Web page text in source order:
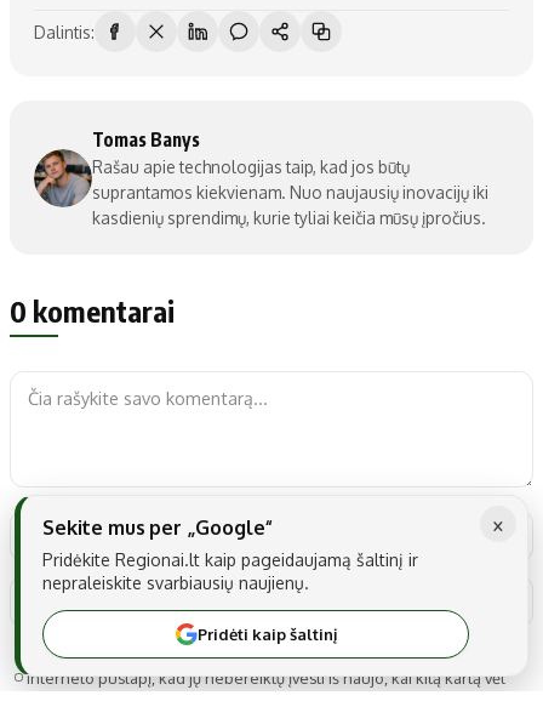
Dalintis:
Tomas Banys
Rašau apie technologijas taip, kad jos būtų
suprantamos kiekvienam. Nuo naujausių inovacijų iki
kasdienių sprendimų, kurie tyliai keičia mūsų įpročius.
0 komentarai
Noriu savo interneto naršyklėje išsaugoti vardą, el. pašto adresą ir
interneto puslapį, kad jų nebereiktų įvesti iš naujo, kai kitą kartą vėl
×
Sekite mus per „Google“
Pridėkite Regionai.lt kaip pageidaujamą šaltinį ir
nepraleiskite svarbiausių naujienų.
Pridėti kaip šaltinį